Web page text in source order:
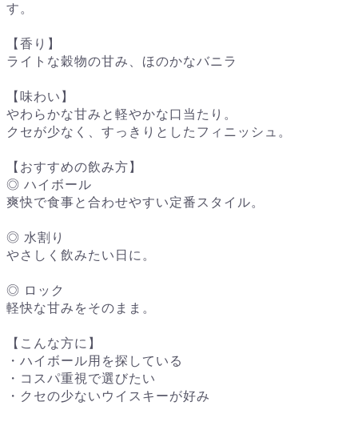
す。
【香り】
ライトな穀物の甘み、ほのかなバニラ
【味わい】
やわらかな甘みと軽やかな口当たり。
クセが少なく、すっきりとしたフィニッシュ。
【おすすめの飲み方】
◎ ハイボール
爽快で食事と合わせやすい定番スタイル。
◎ 水割り
やさしく飲みたい日に。
◎ ロック
軽快な甘みをそのまま。
【こんな方に】
・ハイボール用を探している
・コスパ重視で選びたい
・クセの少ないウイスキーが好み